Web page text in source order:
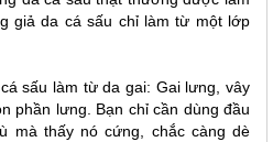
giả da cá sấu chỉ làm từ một lớp
sấu làm từ da gai: Gai lưng, vây
phần lưng. Bạn chỉ cần dùng đầu
mà thấy nó cứng, chắc càng dè